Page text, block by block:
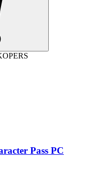
Pass PC